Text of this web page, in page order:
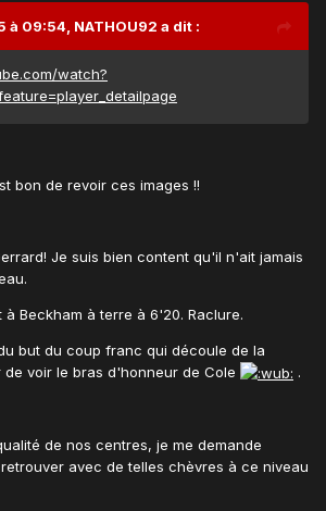
à 09:54, NATHOU92 a dit :
watch?
bon de revoir ces images !!
Je suis bien content qu'il n'ait jamais
Beckham à terre à 6'20. Raclure.
but du coup franc qui découle de la
voir le bras d'honneur de Cole
.
de nos centres, je me demande
avec de telles chèvres à ce niveau